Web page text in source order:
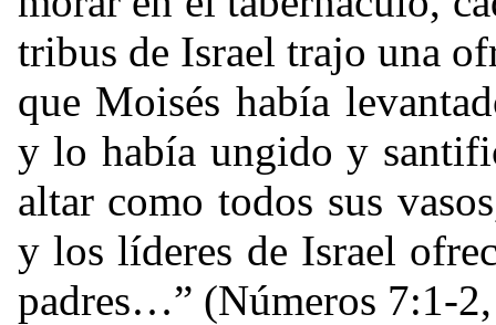
tribus de Israel trajo una
que Moisés había
y lo había ungido y
altar como todos sus
y los líderes de Israel
padres…” (Números 7:1-